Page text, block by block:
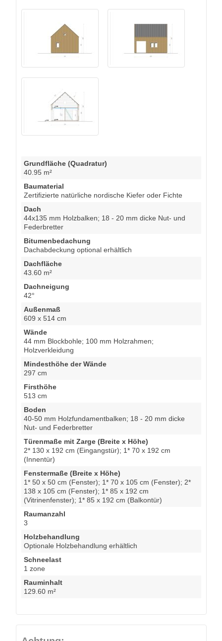
Grundfläche (Quadratur)
40.95 m²
Baumaterial
Zertifizierte natürliche nordische Kiefer oder Fichte
Dach
44x135 mm Holzbalken; 18 - 20 mm dicke Nut- und
Federbretter
Bitumenbedachung
Dachabdeckung optional erhältlich
Dachfläche
43.60 m²
Dachneigung
42°
Außenmaß
609 x 514 cm
Wände
44 mm Blockbohle; 100 mm Holzrahmen;
Holzverkleidung
Mindesthöhe der Wände
297 cm
Firsthöhe
513 cm
Boden
40-50 mm Holzfundamentbalken; 18 - 20 mm dicke
Nut- und Federbretter
Türenmaße mit Zarge (Breite x Höhe)
2* 130 x 192 cm (Eingangstür); 1* 70 x 192 cm
(Innentür)
Fenstermaße (Breite x Höhe)
1* 50 x 50 cm (Fenster); 1* 70 x 105 cm (Fenster); 2*
138 x 105 cm (Fenster); 1* 85 x 192 cm
(Vitrinenfenster); 1* 85 x 192 cm (Balkontür)
Raumanzahl
3
Holzbehandlung
Optionale Holzbehandlung erhältlich
Schneelast
1 zone
Rauminhalt
129.60 m²